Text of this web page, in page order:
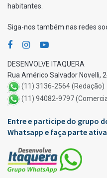
habitantes.
Siga-nos também nas redes
DESENVOLVE ITAQUERA
Rua Américo Salvador Novelli,
(11) 3136-2564 (Redação)
(11) 94082-9797
Entre e participe do grupo
Whatsapp e faça parte